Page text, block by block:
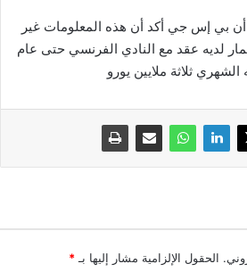
بي إس جي أكد أن هذه المعلومات غير
لديه عقد مع النادي الفرنسي حتى عام
الحقول الإلزامية مشار إليها بـ *